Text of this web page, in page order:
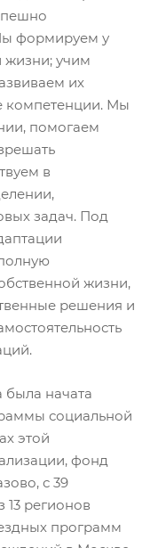
формируем у
жизни; учим
их
компетенции. Мы
помогаем
в
задач. Под
жизни,
решения и
была начата
социальной
этой
фонд
с 39
регионов
программ